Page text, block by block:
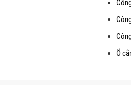
Ổ